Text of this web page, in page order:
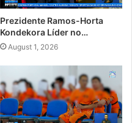
Prezidente Ramos-Horta
Kondekora Líder no…
August 1, 2026